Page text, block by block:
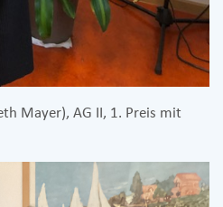
Mayer), AG II, 1. Preis mit